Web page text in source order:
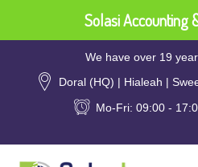
We have over 19
Doral (HQ) | Hialeah |
Mo-Fri: 09:00 -
Solasi Accounting